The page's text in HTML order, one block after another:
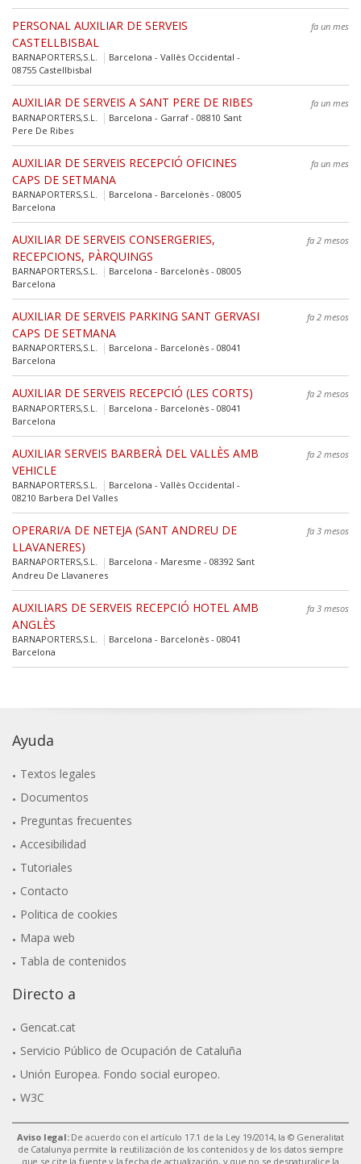
PERSONAL AUXILIAR DE SERVEIS
CASTELLBISBAL
fa un mes
BARNAPORTERS,S.L.
Barcelona - Vallès Occidental -
08755 Castellbisbal
AUXILIAR DE SERVEIS A SANT PERE DE RIBES
fa un mes
BARNAPORTERS,S.L.
Barcelona - Garraf - 08810 Sant
Pere De Ribes
AUXILIAR DE SERVEIS RECEPCIÓ OFICINES
CAPS DE SETMANA
fa un mes
BARNAPORTERS,S.L.
Barcelona - Barcelonès - 08005
Barcelona
AUXILIAR DE SERVEIS CONSERGERIES,
RECEPCIONS, PÀRQUINGS
fa 2 mesos
BARNAPORTERS,S.L.
Barcelona - Barcelonès - 08005
Barcelona
AUXILIAR DE SERVEIS PARKING SANT GERVASI
CAPS DE SETMANA
fa 2 mesos
BARNAPORTERS,S.L.
Barcelona - Barcelonès - 08041
Barcelona
AUXILIAR DE SERVEIS RECEPCIÓ (LES CORTS)
fa 2 mesos
BARNAPORTERS,S.L.
Barcelona - Barcelonès - 08041
Barcelona
AUXILIAR SERVEIS BARBERÀ DEL VALLÈS AMB
VEHICLE
fa 2 mesos
BARNAPORTERS,S.L.
Barcelona - Vallès Occidental -
08210 Barbera Del Valles
OPERARI/A DE NETEJA (SANT ANDREU DE
LLAVANERES)
fa 3 mesos
BARNAPORTERS,S.L.
Barcelona - Maresme - 08392 Sant
Andreu De Llavaneres
AUXILIARS DE SERVEIS RECEPCIÓ HOTEL AMB
ANGLÈS
fa 3 mesos
BARNAPORTERS,S.L.
Barcelona - Barcelonès - 08041
Barcelona
Ayuda
Textos legales
Documentos
Preguntas frecuentes
Accesibilidad
Tutoriales
Contacto
Politica de cookies
Mapa web
Tabla de contenidos
Directo a
Gencat.cat
Servicio Público de Ocupación de Cataluña
Unión Europea. Fondo social europeo.
W3C
Aviso legal:De acuerdo con el artículo 17.1 de la Ley 19/2014, la © Generalitat
de Catalunya permite la reutilización de los contenidos y de los datos siempre
que se cite la fuente y la fecha de actualización, y que no se desnaturalice la